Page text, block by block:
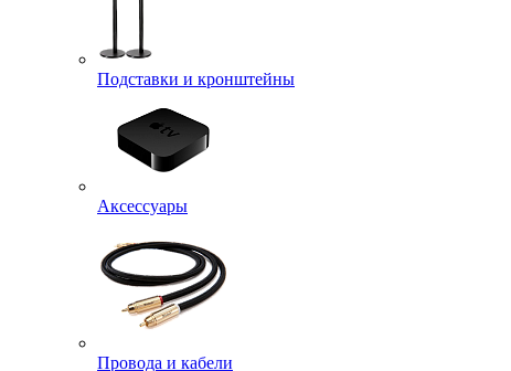
Подставки и кронштейны
Аксессуары
Провода и кабели